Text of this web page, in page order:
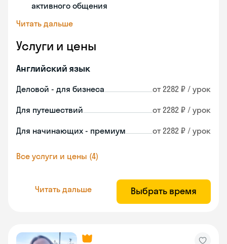
активного общения
Читать дальше
Услуги и цены
Английский язык
Деловой - для бизнеса от 2282 ₽ / урок
Для путешествий от 2282 ₽ / урок
Для начинающих - премиум от 2282 ₽ / урок
Все услуги и цены (4)
Читать дальше Выбрать время